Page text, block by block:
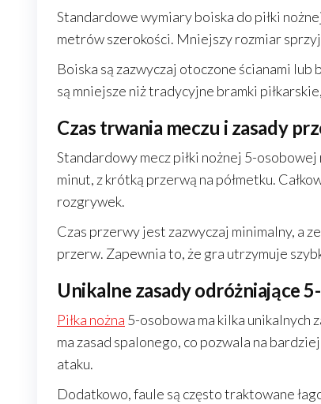
Standardowe wymiary boiska do piłki
metrów szerokości. Mniejszy rozmiar
Boiska są zazwyczaj otoczone ścianami
są mniejsze niż tradycyjne bramki
Czas trwania meczu i zasady
Standardowy mecz piłki nożnej 5-
minut, z krótką przerwą na półmetku.
rozgrywek.
Czas przerwy jest zazwyczaj minimalny, a
przerw. Zapewnia to, że gra utrzymuje
Unikalne zasady odróżniające
Piłka nożna 5-osobowa ma kilka unikalnych
ma zasad spalonego, co pozwala na
ataku.
Dodatkowo, faule są często traktowane